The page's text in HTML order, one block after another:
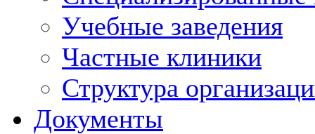
Учебные заведения
Частные клиники
Структура
Документы